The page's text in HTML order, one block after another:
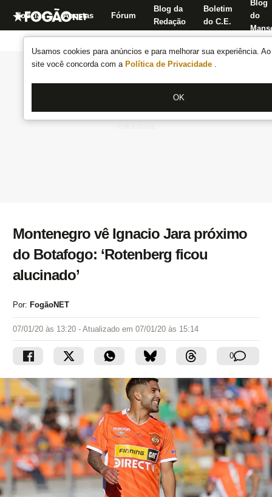
Usamos cookies para anúncios e para melhorar sua experiência.
site você concorda com a Política de Privacidade .
OK
Notícias Apostas Fórum
Blog da
Redação
Boletim
do C.E.
Blog
do
Montenegro vê Ignacio Jara próximo
do Botafogo: ‘Rotenberg ficou
alucinado’
Por: FogãoNET
07/01/20 às 13:20 - Atualizado em 07/01/20 às 15:14
0